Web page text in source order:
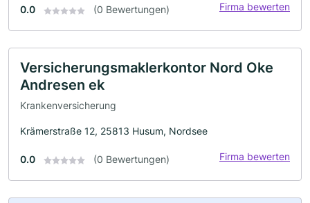
0.0 (0 Bewertungen) Firma bewerten
Versicherungsmaklerkontor Nord Oke
Andresen ek
Krankenversicherung
Krämerstraße 12, 25813 Husum, Nordsee
0.0 (0 Bewertungen) Firma bewerten